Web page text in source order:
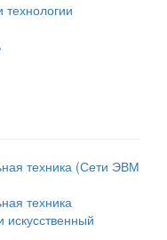
техника (Сети ЭВМ
техника